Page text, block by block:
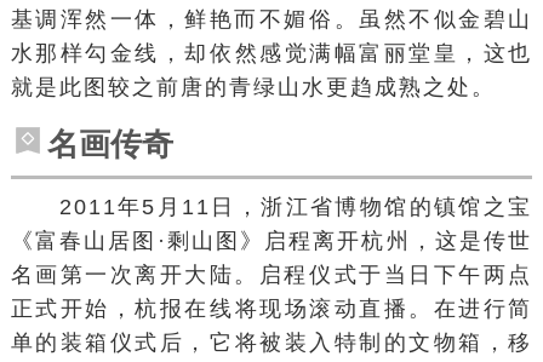
基调浑然一体，鲜艳而不媚俗。虽然不似金碧山
水那样勾金线，却依然感觉满幅富丽堂皇，这也
就是此图较之前唐的青绿山水更趋成熟之处。
名画传奇
2011年5月11日，浙江省博物馆的镇馆之宝
《富春山居图· 剩山图 》启程离开杭州，这是传世
名画第一次离开大陆。启程仪式于当日下午两点
正式开始，杭报在线将现场滚动直播。在进行简
单的 装箱 仪式后，它将被装入特制的文物箱，移